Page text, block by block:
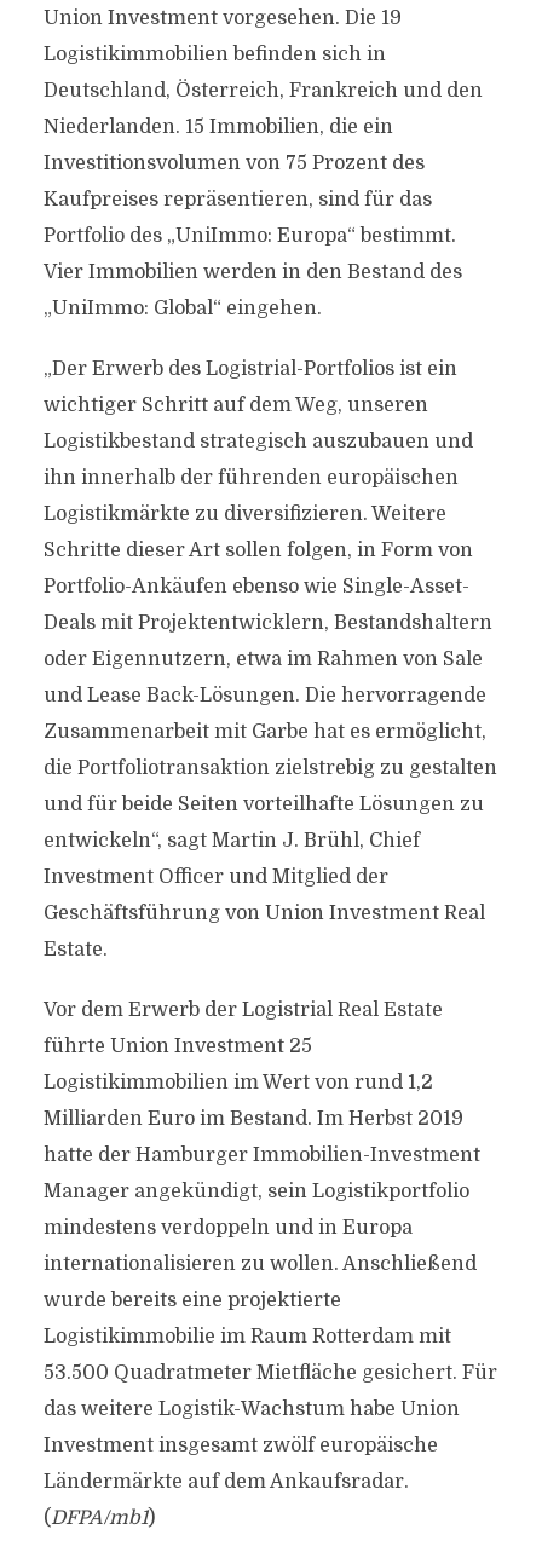
Union Investment vorgesehen. Die 19
Logistikimmobilien befinden sich in
Deutschland, Österreich, Frankreich und den
Niederlanden. 15 Immobilien, die ein
Investitionsvolumen von 75 Prozent des
Kaufpreises repräsentieren, sind für das
Portfolio des „UniImmo: Europa“ bestimmt.
Vier Immobilien werden in den Bestand des
„UniImmo: Global“ eingehen.
„Der Erwerb des Logistrial-Portfolios ist ein
wichtiger Schritt auf dem Weg, unseren
Logistikbestand strategisch auszubauen und
ihn innerhalb der führenden europäischen
Logistikmärkte zu diversifizieren. Weitere
Schritte dieser Art sollen folgen, in Form von
Portfolio-Ankäufen ebenso wie Single-Asset-
Deals mit Projektentwicklern, Bestandshaltern
oder Eigennutzern, etwa im Rahmen von Sale
und Lease Back-Lösungen. Die hervorragende
Zusammenarbeit mit Garbe hat es ermöglicht,
die Portfoliotransaktion zielstrebig zu gestalten
und für beide Seiten vorteilhafte Lösungen zu
entwickeln“, sagt Martin J. Brühl, Chief
Investment Officer und Mitglied der
Geschäftsführung von Union Investment Real
Estate.
Vor dem Erwerb der Logistrial Real Estate
führte Union Investment 25
Logistikimmobilien im Wert von rund 1,2
Milliarden Euro im Bestand. Im Herbst 2019
hatte der Hamburger Immobilien-Investment
Manager angekündigt, sein Logistikportfolio
mindestens verdoppeln und in Europa
internationalisieren zu wollen. Anschließend
wurde bereits eine projektierte
Logistikimmobilie im Raum Rotterdam mit
53.500 Quadratmeter Mietfläche gesichert. Für
das weitere Logistik-Wachstum habe Union
Investment insgesamt zwölf europäische
Ländermärkte auf dem Ankaufsradar.
(DFPA/mb1)